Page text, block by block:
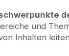
und
Inhalten